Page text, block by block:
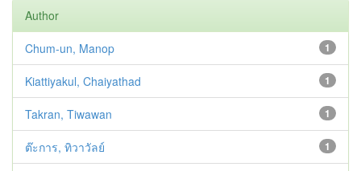
Author
1
Chum-un, Manop
1
Kiattiyakul, Chaiyathad
1
Takran, Tiwawan
1
ต๊ะการ, ทิวาวัลย์